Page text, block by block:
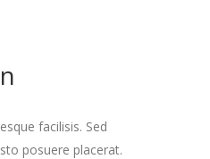
facilisis. Sed
posuere placerat.